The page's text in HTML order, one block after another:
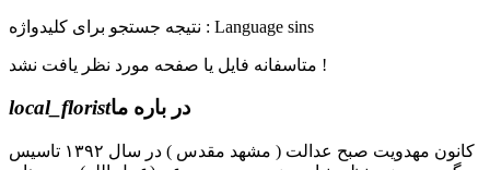
نتیجه جستجو برای کلیدواژه : Language sins
متاسفانه فایل یا صفحه مورد نظر یافت نشد !
local_floristدر باره ما
کانون مهدویت صبح عدالت ( مشهد مقدس ) در سال ۱۳۹۲ تاسیس